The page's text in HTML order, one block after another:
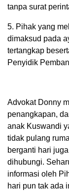
tanpa surat
5. Pihak yang
dimaksud pada
tertangkap
Penyidik
Advokat Donny
penangkapan,
anak Kuswandi
tidak pulang
berganti hari
dihubungi.
informasi oleh
hari pun tak ada